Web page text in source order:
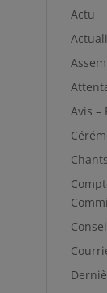
Actu
Avis –